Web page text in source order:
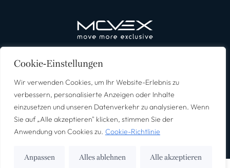
Cookie-Einstellungen
Wir verwenden Cookies, um Ihr Website-Erlebnis zu
verbessern, personalisierte Anzeigen oder Inhalte
einzusetzen und unseren Datenverkehr zu analysieren. Wenn
Sie auf „Alle akzeptieren" klicken, stimmen Sie der
Anwendung von Cookies zu. Cookie-Richtlinie
Anpassen Alles ablehnen Alle akzeptieren
Erlebnisreisen Reiseziele
Newsletter Anmeldung Impressum Datenschutz
©2026 – Alle Rechte vorbehalten.